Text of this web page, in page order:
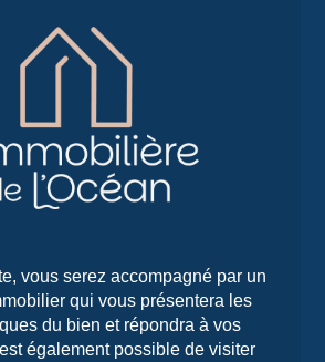
vous serez accompagné par un
qui vous présentera les
du bien et répondra à vos
également possible de visiter